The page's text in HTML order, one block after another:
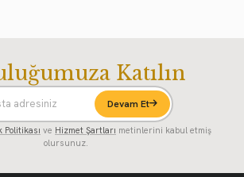
Katılın
Devam Et
Politikası ve Hizmet Şartları metinlerini kabul etmiş
olursunuz.